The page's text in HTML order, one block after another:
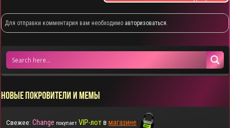
Для отправки комментария вам необходимо авторизоваться
НОВЫЕ ПОКРОВИТЕЛИ И МЕМЫ
Свежее: Change покупает VIP-лотвмагазине